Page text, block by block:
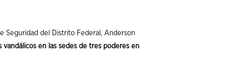
Seguridad del Distrito Federal, Anderson
vandálicos en las sedes de tres poderes en